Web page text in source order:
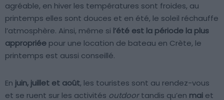
agréable, en hiver les températures sont froides, au
printemps elles sont douces et en été, le soleil réchauffe
l’atmosphère. Ainsi, même si l’été est la période la plus
appropriée pour une location de bateau en Crète, le
printemps est aussi conseillé.
En juin, juillet et août, les touristes sont au rendez-vous
et se ruent sur les activités outdoortandis qu’en mai et